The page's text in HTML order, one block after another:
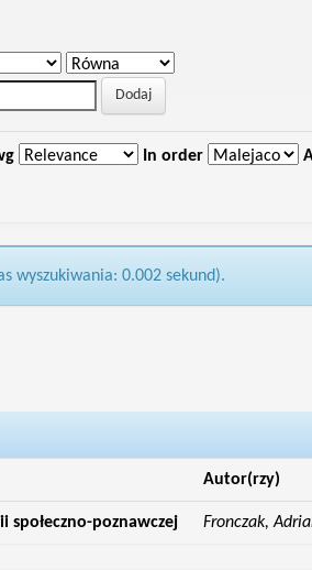
In order
wyszukiwania: 0.002 sekund).
Autor(rzy)
poznawczej Fronczak,